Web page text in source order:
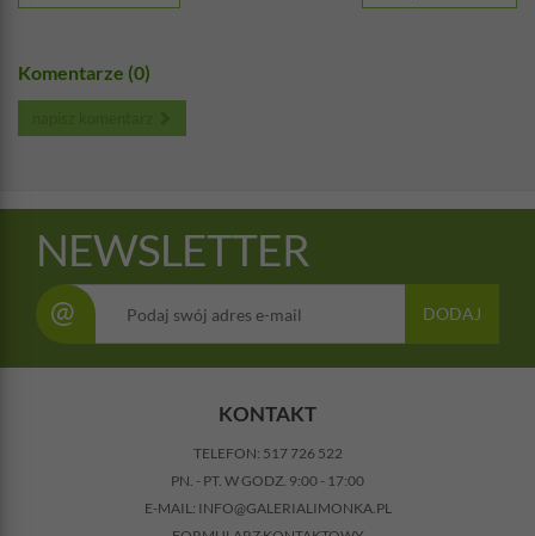
Komentarze (0)
NEWSLETTER
@ DODAJ
KONTAKT
TELEFON: 517 726 522
PN. - PT. W GODZ. 9:00 - 17:00
E-MAIL: INFO@GALERIALIMONKA.PL